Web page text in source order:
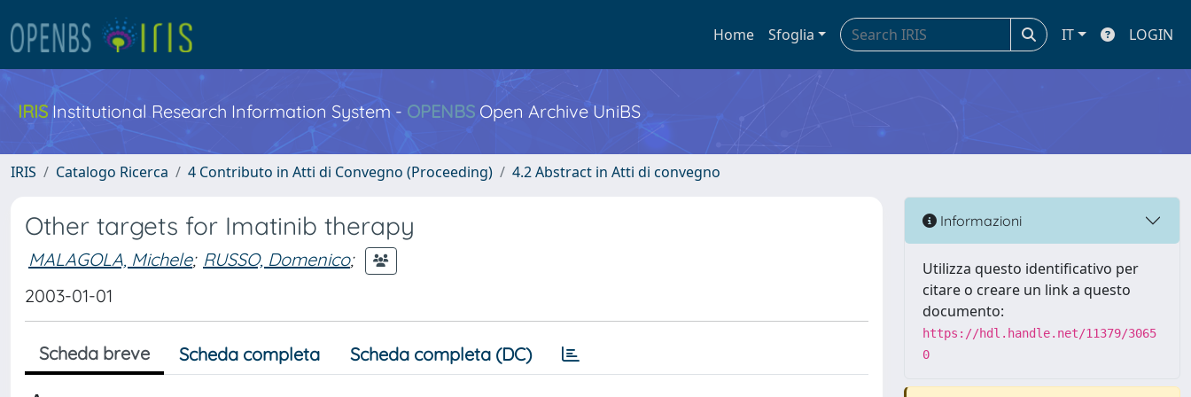
Home Sfoglia IT LOGIN
IRIS Institutional Research Information System - OPENBS Open Archive UniBS
IRIS Catalogo Ricerca 4 Contributo in Atti di Convegno (Proceeding) 4.2 Abstract in Atti di convegno
Other targets for Imatinib therapy
MALAGOLA, Michele; RUSSO, Domenico;
2003-01-01
Scheda breve Scheda completa Scheda completa (DC)
Informazioni
Utilizza questo identificativo per
citare o creare un link a questo
documento:
https://hdl.handle.net/11379/3065
0